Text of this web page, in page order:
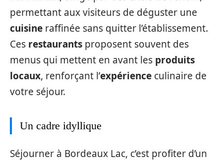
permettant aux visiteurs de déguster une
cuisine raffinée sans quitter l’établissement.
Ces restaurants proposent souvent des
menus qui mettent en avant les produits
locaux, renforçant l’expérience culinaire de
votre séjour.
Un cadre idyllique
Séjourner à Bordeaux Lac, c’est profiter d’un